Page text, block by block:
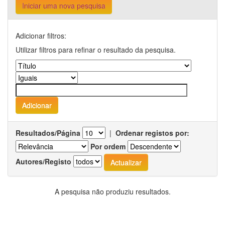
Iniciar uma nova pesquisa
Adicionar filtros:
Utilizar filtros para refinar o resultado da pesquisa.
Resultados/Página | Ordenar registos por:
Por ordem
Autores/Registo
A pesquisa não produziu resultados.